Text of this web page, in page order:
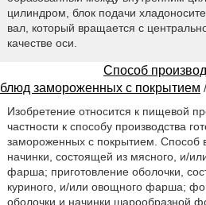
цилиндром, блок подачи
вал, который вращается с
качестве оси.
Способ
блюд замороженных с покрытием
Изобретение относится к пищевой
частности к способу производства
замороженных с покрытием. Способ
начинки, состоящей из мясного, и/
фарша; приготовление оболочки,
куриного, и/или овощного фарша;
оболочки и начинки шарообразной